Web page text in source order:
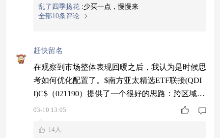
乱了四季扬花 :少买一点，慢慢来
全部10条评论
赶快留名
在观察到市场整体表现回暖之后，我认为是时候思
考如何优化配置了。$南方亚太精选ETF联接(QDI
I)C$（021190）提供了一个很好的思路：跨区域分
散。亚太地区既有成熟的市场，也有增长迅速的新
的组合，可以在一定程度上避免因单一市场进入调
03-10 13:05
14人